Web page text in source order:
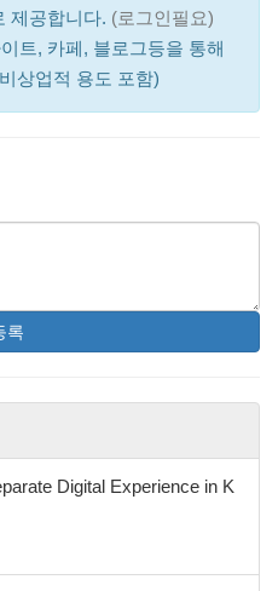
제공합니다. (로그인필요)
트, 카페, 블로그등을 통해
상업적 용도 포함)
록
Digital Experience in K